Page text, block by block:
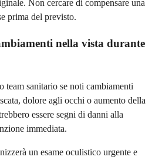
Non cercare di compensare una
prima del previsto.
nella vista durante
team sanitario se noti cambiamenti
dolore agli occhi o aumento della
essere segni di danni alla
immediata.
un esame oculistico urgente e